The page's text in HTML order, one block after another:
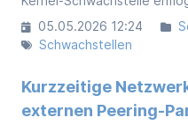
05.05.2026 12:24
Schwachstellen
Kurzzeitige
externen Peering-